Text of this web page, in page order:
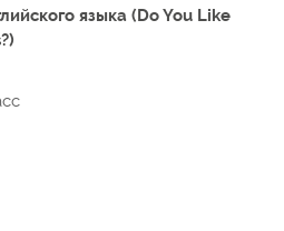
языка (Do You Like